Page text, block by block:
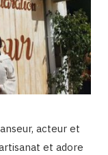
acteur et
et adore